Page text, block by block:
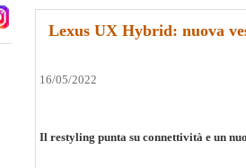
Lexus UX Hybrid: nuova
16/05/2022
Il restyling punta su connettività e un